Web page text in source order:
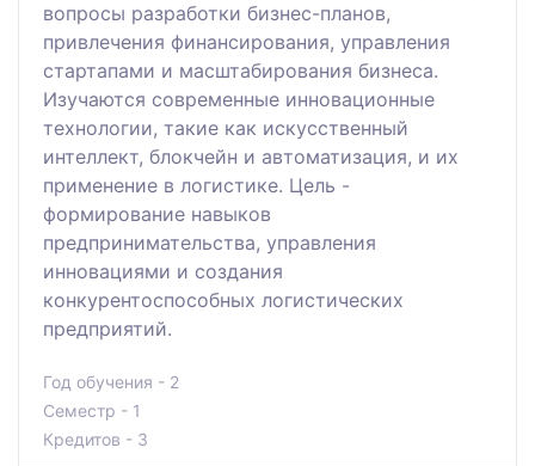
вопросы разработки бизнес-планов,
привлечения финансирования, управления
стартапами и масштабирования бизнеса.
Изучаются современные инновационные
технологии, такие как искусственный
интеллект, блокчейн и автоматизация, и их
применение в логистике. Цель -
формирование навыков
предпринимательства, управления
инновациями и создания
конкурентоспособных логистических
предприятий.
Год обучения - 2
Семестр - 1
Кредитов - 3